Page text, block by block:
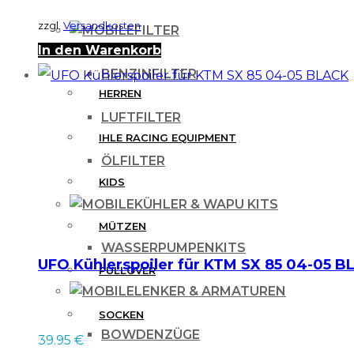
FILTER
BENZINFILTER
LUFTFILTER
ÖLFILTER
KÜHLER & WAPU KITS
WASSERPUMPENKITS
LENKER & ARMATUREN
BOWDENZÜGE
DAMEN
HERREN
IHLE RACING EQUIPMENT
KIDS
MÜTZEN
PULLOVER
SOCKEN
zzgl. Versandkosten
In den Warenkorb
UFO Kühlerspoiler für KTM SX 85 04-05
39.95 €